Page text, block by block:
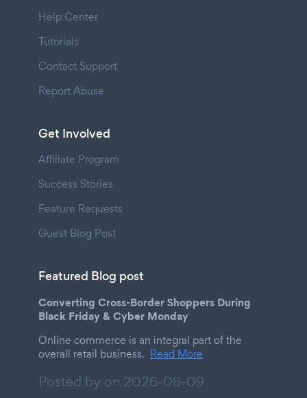
Help Center
Tutorials
Contact Support
Report Abuse
Get Involved
Affiliate Program
Success Stories
Feature Requests
Guest Blog Post
Featured Blog post
Converting Cross-Border Shoppers During
Black Friday & Cyber Monday
Online commerce is an integral part of the
overall retail business. Read More
Posted by on 2026-08-09